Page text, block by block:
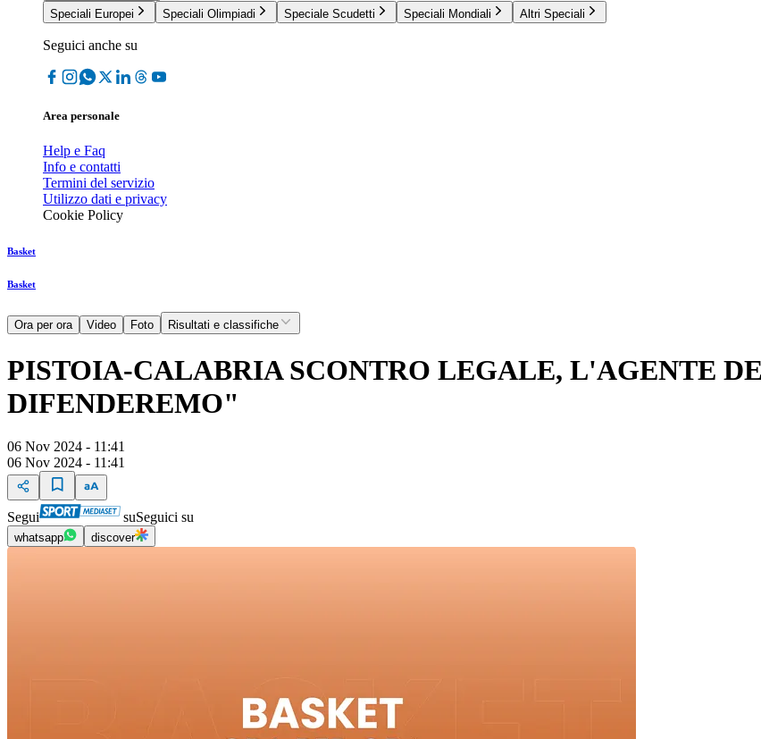
Speciali Europei
Speciali Olimpiadi Speciale Scudetti Speciali Mondiali Altri Speciali
Seguici anche su
Area personale
Help e Faq
Info e contatti
Termini del servizio
Utilizzo dati e privacy
Cookie Policy
Basket
Basket
Ora per ora Video Foto Risultati e classifiche
PISTOIA-CALABRIA SCONTRO LEGALE, L'AGENTE
DIFENDEREMO"
06 Nov 2024 - 11:41
06 Nov 2024 - 11:41
Segui suSeguici su
whatsapp discover